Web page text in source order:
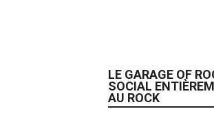
LE GARAGE OF
SOCIAL
AU ROCK